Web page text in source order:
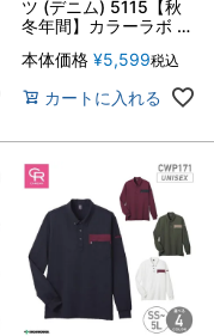
ツ (デニム) 5115【秋
冬年間】カラーラボ 作
本体価格 ¥5,599税込
カートに入れる